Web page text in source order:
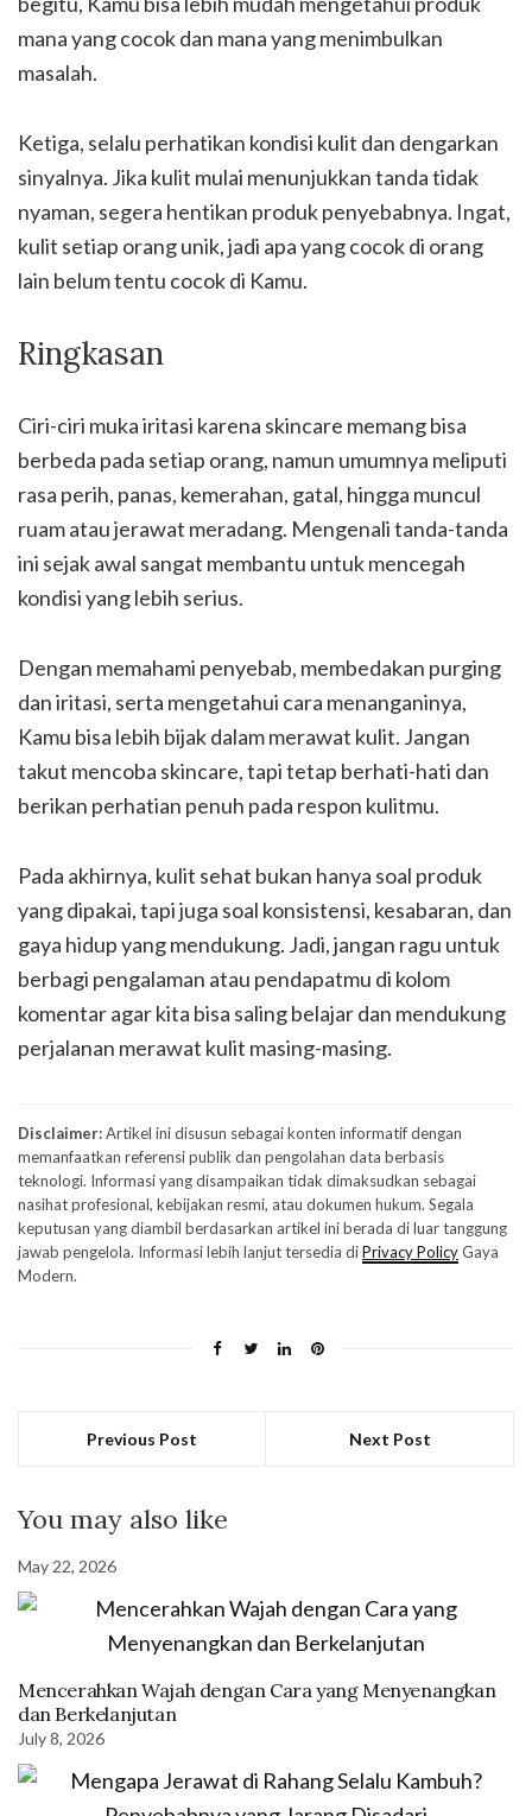
mana yang cocok dan mana yang menimbulkan
masalah.
Ketiga, selalu perhatikan kondisi kulit dan dengarkan
sinyalnya. Jika kulit mulai menunjukkan tanda tidak
nyaman, segera hentikan produk penyebabnya. Ingat,
kulit setiap orang unik, jadi apa yang cocok di orang
lain belum tentu cocok di Kamu.
Ringkasan
Ciri-ciri muka iritasi karena skincare memang bisa
berbeda pada setiap orang, namun umumnya meliputi
rasa perih, panas, kemerahan, gatal, hingga muncul
ruam atau jerawat meradang. Mengenali tanda-tanda
ini sejak awal sangat membantu untuk mencegah
kondisi yang lebih serius.
Dengan memahami penyebab, membedakan purging
dan iritasi, serta mengetahui cara menanganinya,
Kamu bisa lebih bijak dalam merawat kulit. Jangan
takut mencoba skincare, tapi tetap berhati-hati dan
berikan perhatian penuh pada respon kulitmu.
Pada akhirnya, kulit sehat bukan hanya soal produk
yang dipakai, tapi juga soal konsistensi, kesabaran, dan
gaya hidup yang mendukung. Jadi, jangan ragu untuk
berbagi pengalaman atau pendapatmu di kolom
komentar agar kita bisa saling belajar dan mendukung
perjalanan merawat kulit masing-masing.
Disclaimer:Artikel ini disusun sebagai konten informatif dengan
memanfaatkan referensi publik dan pengolahan data berbasis
teknologi. Informasi yang disampaikan tidak dimaksudkan sebagai
nasihat profesional, kebijakan resmi, atau dokumen hukum. Segala
keputusan yang diambil berdasarkan artikel ini berada di luar tanggung
jawab pengelola. Informasi lebih lanjut tersedia diPrivacy PolicyGaya
Modern.
Previous Post Next Post
You may also like
May 22, 2026
Mencerahkan Wajah dengan Cara yang Menyenangkan
dan Berkelanjutan
July 8, 2026